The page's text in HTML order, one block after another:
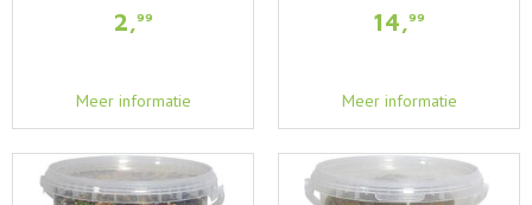
2,99
Meer informatie
14,99
Meer informatie